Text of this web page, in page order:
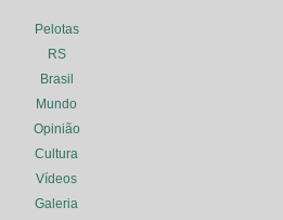
Pelotas
RS
Brasil
Mundo
Opinião
Cultura
Vídeos
Galeria